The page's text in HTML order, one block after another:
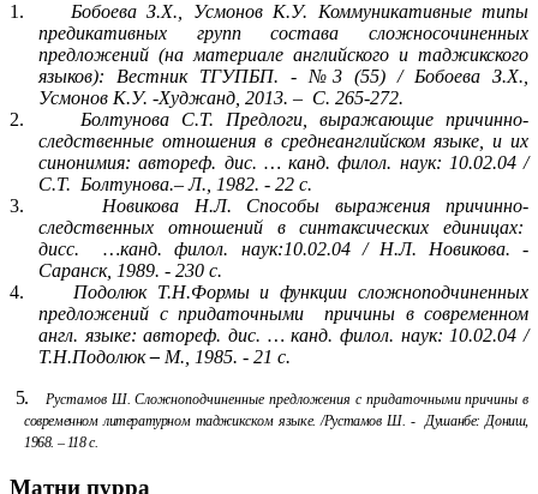
1.
Бобоева З.Х., Усмонов К.У. Коммуникативные типы
предикативных групп состава сложносочиненных
предложений (на материале английского и таджикского
языков): Вестник ТГУПБП. - №3 (55) / Бобоева З.Х.,
Усмонов К.У. -Худжанд, 2013. – С. 265-272.
2.
Болтунова С.Т. Предлоги, выражающие причинно-
следственные отношения в средне­английском языке, и их
синонимия: автореф. дис. … канд. филол. наук: 10.02.04 /
С.Т. Болтунова.– Л., 1982. - 22 с.
3.
Новикова Н.Л. Способы выражения причинно-
следственных отношений в синтак­сических единицах:
дисс. …канд. филол. наук:10.02.04 / Н.Л. Новикова. -
Саранск, 1989. - 230 с.
4.
Подолюк Т.Н.Формы и функции сложноподчиненных
предложений с придаточными причины в современном
англ. языке: автореф. дис. … канд. филол. наук: 10.02.04 /
Т.Н.Подолюк– М., 1985. - 21 с.
5.
Рустамов Ш. Сложноподчиненные предложения с придаточными причины в
совре­менном литературном таджикском языке. /Рустамов Ш. - Душанбе: Дониш,
1968. – 118 с.
Матни пурра